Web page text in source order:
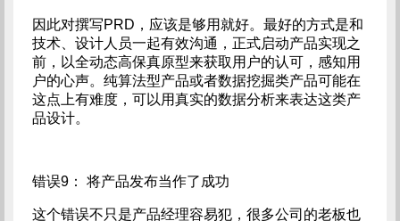
因此对撰写PRD，应该是够用就好。最好的方式是和
技术、设计人员一起有效沟通，正式启动产品实现之
前，以全动态高保真原型来获取用户的认可，感知用
户的心声。纯算法型产品或者数据挖掘类产品可能在
这点上有难度，可以用真实的数据分析来表达这类产
品设计。
错误9： 将产品发布当作了成功
这个错误不只是产品经理容易犯，很多公司的老板也